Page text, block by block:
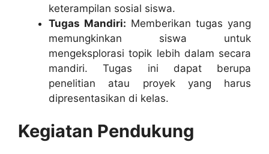
keterampilan sosial siswa.
Tugas Mandiri: Memberikan tugas yang
memungkinkan siswa untuk
mengeksplorasi topik lebih dalam secara
mandiri. Tugas ini dapat berupa
penelitian atau proyek yang harus
dipresentasikan di kelas.
Kegiatan Pendukung